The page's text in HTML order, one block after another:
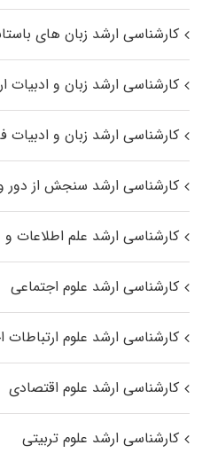
کارشناسی ارشد زبان‌ های
کارشناسی ارشد زبان و ادبیات
کارشناسی ارشد زبان و ادبیات
کارشناسی ارشد سنجش از دور
کارشناسی ارشد علم اطلاعات
کارشناسی ارشد علوم اجتماعی
کارشناسی ارشد علوم ارتباطات
کارشناسی ارشد علوم اقتصادی
کارشناسی ارشد علوم تربیتی